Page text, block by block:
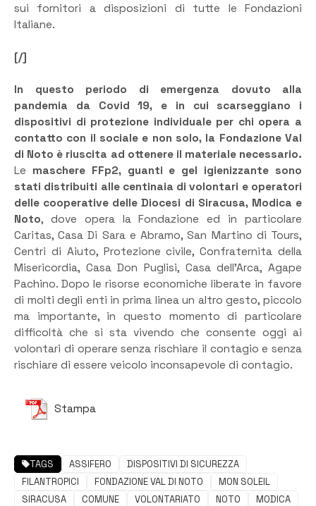
sui fornitori a disposizioni di tutte le Fondazioni
Italiane.
[/]
In questo periodo di emergenza dovuto alla
pandemia da Covid 19, e in cui scarseggiano i
dispositivi di protezione individuale per chi opera a
contatto con il sociale e non solo, la Fondazione Val
di Noto è riuscita ad ottenere il materiale necessario.
Le maschere FFp2, guanti e gel igienizzante sono
stati distribuiti alle centinaia di volontari e operatori
delle cooperative delle Diocesi di Siracusa, Modica e
Noto, dove opera la Fondazione ed in particolare
Caritas, Casa Di Sara e Abramo, San Martino di Tours,
Centri di Aiuto, Protezione civile, Confraternita della
Misericordia, Casa Don Puglisi, Casa dell’Arca, Agape
Pachino. Dopo le risorse economiche liberate in favore
di molti degli enti in prima linea un altro gesto, piccolo
ma importante, in questo momento di particolare
difficoltà che si sta vivendo che consente oggi ai
volontari di operare senza rischiare il contagio e senza
rischiare di essere veicolo inconsapevole di contagio.
Stampa
TAGS ASSIFERO
DISPOSITIVI DI SICUREZZA
FILANTROPICI
FONDAZIONE VAL DI NOTO
MON SOLEIL
SIRACUSA
COMUNE VOLONTARIATO NOTO
MODICA